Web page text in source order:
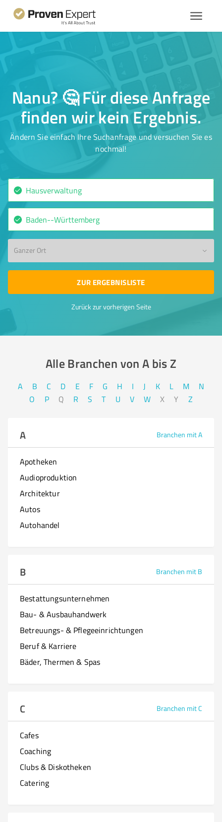
Nanu? 🤔 Für diese Anfrage
finden wir kein Ergebnis.
Ändern Sie einfach Ihre Suchanfrage und versuchen Sie es
nochmal!
Ganzer Ort
ZUR ERGEBNISLISTE
Zurück zur vorherigen Seite
Alle Branchen von A bis Z​
A B C D E F G H I J K L M
N
O
P Q R S T U V W X Y Z
A Branchen mit A
Apotheken
Audioproduktion
Architektur
Autos
Autohandel
B Branchen mit B
Bestattungsunternehmen
Bau- & Ausbauhandwerk
Betreuungs- & Pflegeeinrichtungen
Beruf & Karriere
Bäder, Thermen & Spas
C Branchen mit C
Cafes
Coaching
Clubs & Diskotheken
Catering